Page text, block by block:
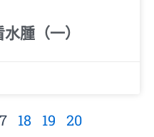
腫（一）
18 19 20